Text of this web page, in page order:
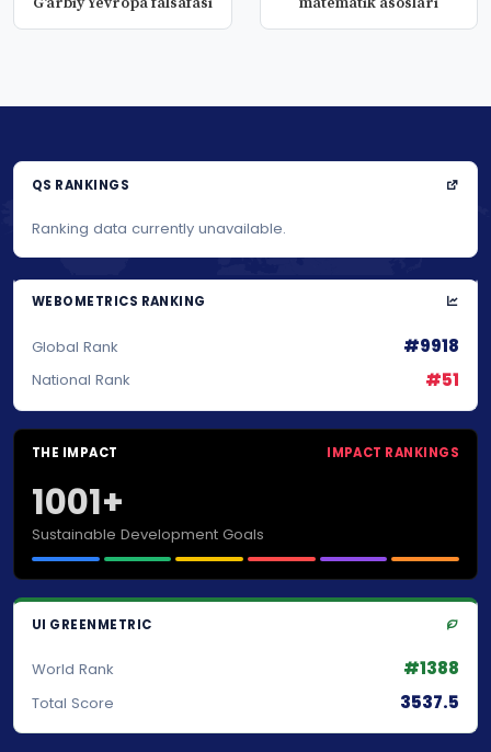
QS RANKINGS
Ranking data currently unavailable.
WEBOMETRICS RANKING
Global Rank #9918
National Rank #51
THE IMPACT IMPACT RANKINGS
1001+
Sustainable Development Goals
UI GREENMETRIC
World Rank #1388
Total Score 3537.5